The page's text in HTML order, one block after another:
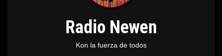
Radio Newen
Kon la fuerza de todos